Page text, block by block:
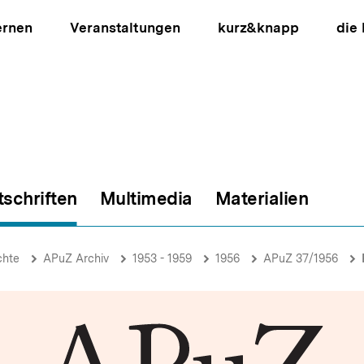
Veranstaltungen kurz&knapp die
Multimedia Materialien
APuZ Archiv 1953 - 1959 1956 APuZ 37/1956